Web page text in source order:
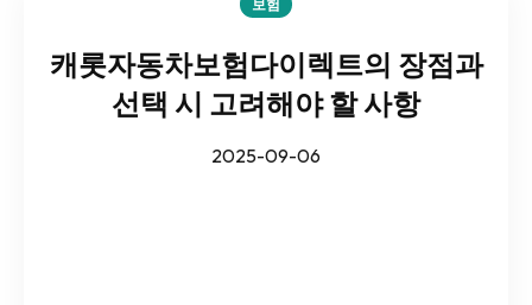
보험
캐롯자동차보험다이렉트의 장점과
선택 시 고려해야 할 사항
2025-09-06